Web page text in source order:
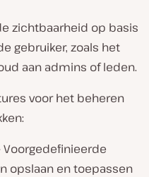
zichtbaarheid op basis
gebruiker, zoals het
aan admins of leden.
voor het beheren
Voorgedefinieerde
opslaan en toepassen